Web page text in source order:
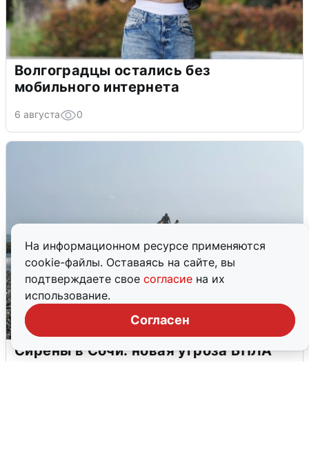
На информационном ресурсе применяются
cookie-файлы. Оставаясь на сайте, вы
подтверждаете свое согласие на их
использование.
Согласен
Волгоградцы остались без
мобильного интернета
6 августа 0
Сирены в Сочи: новая угроза БПЛА